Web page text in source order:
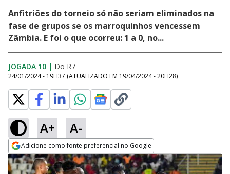
Anfitriões do torneio só não seriam eliminados na
fase de grupos se os marroquinhos vencessem
Zâmbia. E foi o que ocorreu: 1 a 0, no...
JOGADA 10 | Do R7
24/01/2024 - 19H37 (ATUALIZADO EM 19/04/2024 - 20H28)
A+ A-
Adicione como fonte preferencial no Google
Opens in new window